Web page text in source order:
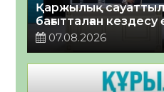
Қаржылық
бағытталған кездесу
07.08.2026